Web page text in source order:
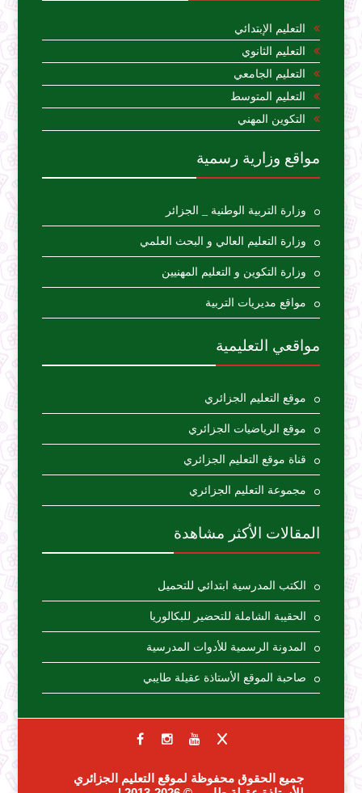
التعليم الإبتدائي
التعليم الثانوي
التعليم الجامعي
التعليم المتوسط
التكوين المهني
مواقع وزارية رسمية
وزارة التربية الوطنية _ الجزائر
وزارة التعليم العالي و البحث العلمي
وزارة التكوين و التعليم المهنيين
مواقع مديريات التربية
مواقعي التعليمية
موقع التعليم الجزائري
موقع الرياضيات الجزائري
قناة موقع التعليم الجزائري
مجموعة التعليم الجزائري
المقالات الأكثر مشاهدة
الكتب المدرسية ابتدائي للتحميل
الحقيبة الشاملة للتحضير للبكالوريا
المدونة الرسمية للأدوات المدرسية
صاحبة الموقع الأستاذة عقيلة طايبي
جميع الحقوق محفوظة لموقع التعليم الجزائري